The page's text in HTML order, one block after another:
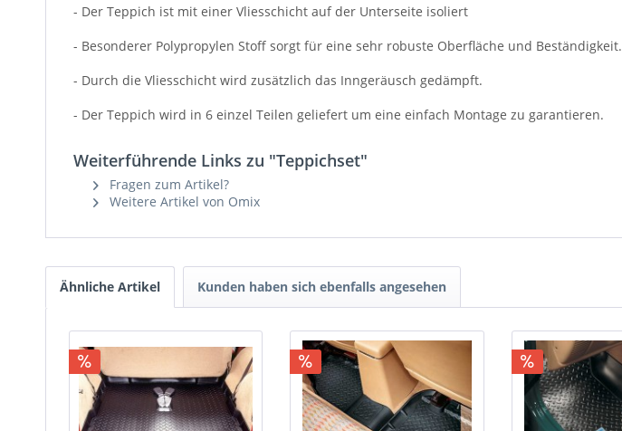
- Der Teppich ist mit einer Vliesschicht auf der Unterseite isoliert
- Besonderer Polypropylen Stoff sorgt für eine sehr robuste Oberfläche und Beständigkeit.
- Durch die Vliesschicht wird zusätzlich das Inngeräusch gedämpft.
- Der Teppich wird in 6 einzel Teilen geliefert um eine einfach Montage zu garantieren.
Weiterführende Links zu "Teppichset"
Fragen zum Artikel?
Weitere Artikel von Omix
Ähnliche Artikel Kunden haben sich ebenfalls angesehen